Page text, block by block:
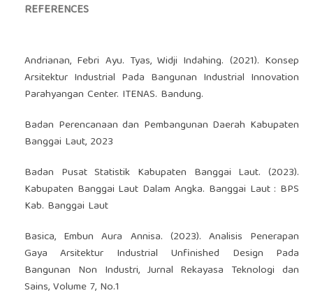
REFERENCES
Andrianan, Febri Ayu. Tyas, Widji Indahing. (2021). Konsep
Arsitektur Industrial Pada Bangunan Industrial Innovation
Parahyangan Center. ITENAS. Bandung.
Badan Perencanaan dan Pembangunan Daerah Kabupaten
Banggai Laut, 2023
Badan Pusat Statistik Kabupaten Banggai Laut. (2023).
Kabupaten Banggai Laut Dalam Angka. Banggai Laut : BPS
Kab. Banggai Laut
Basica, Embun Aura Annisa. (2023). Analisis Penerapan
Gaya Arsitektur Industrial Unfinished Design Pada
Bangunan Non Industri, Jurnal Rekayasa Teknologi dan
Sains, Volume 7, No.1